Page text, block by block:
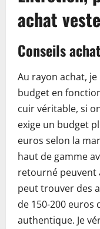
achat
Conseils
Au rayon achat,
budget en
cuir véritable, si
exige un budget
euros selon la
haut de gamme
retourné peuvent
peut trouver des
de 150-200
authentique. Je